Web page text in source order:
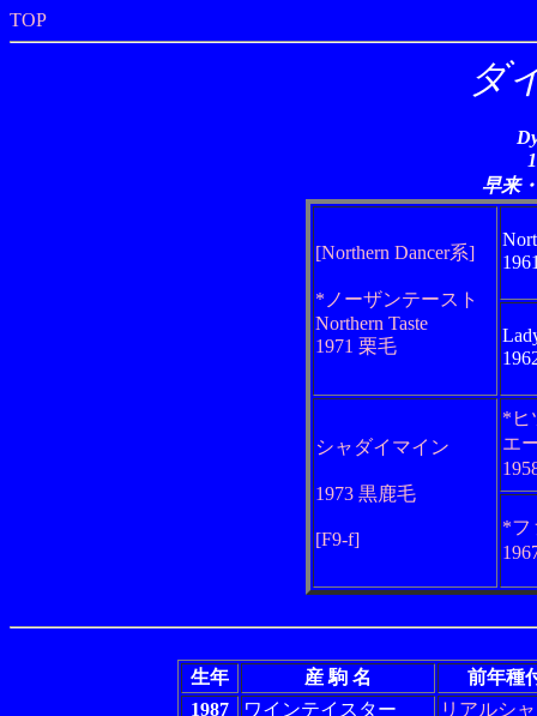
TOP
ダ
早来
[Northern Dancer系]
*ノーザンテースト
Northern Taste
1971 栗毛
シャダイマイン
1973 黒鹿毛
[F9-f]
*ヒ
エ
*フ
生年 産 駒 名
前年種
1987
ワインテイスター
リアルシ